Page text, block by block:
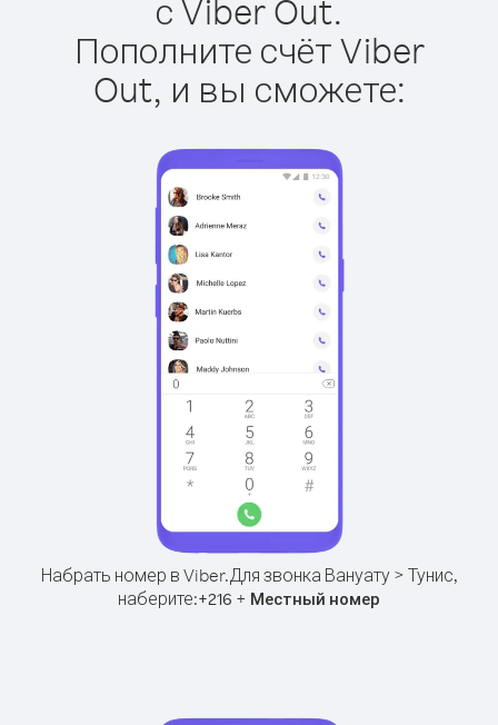
с Viber Out.
Пополните счёт Viber
Out, и вы сможете:
Набрать номер в Viber.Для звонка Вануату > Тунис,
наберите:+216 + Местный номер